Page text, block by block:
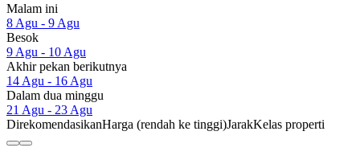
Malam ini
8 Agu - 9 Agu
Besok
9 Agu - 10 Agu
Akhir pekan berikutnya
14 Agu - 16 Agu
Dalam dua minggu
21 Agu - 23 Agu
DirekomendasikanHarga (rendah ke tinggi)JarakKelas properti